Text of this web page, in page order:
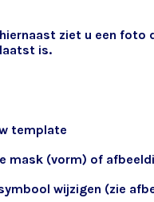
ziet u een foto
is.
template
mask (vorm) of
wijzigen (zie